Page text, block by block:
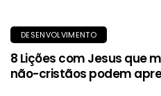
DESENVOLVIMENTO
8 Lições com Jesus que
não-cristãos podem